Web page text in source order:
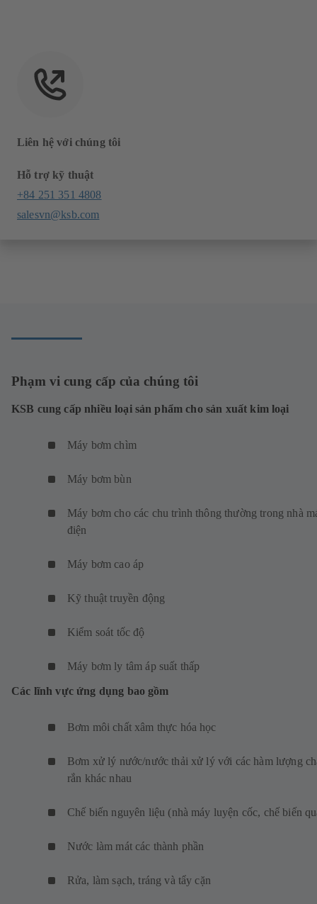
Liên hệ với chúng tôi
Hỗ trợ kỹ thuật
+84 251 351 4808
salesvn@ksb.com
Phạm vi cung cấp của chúng tôi
KSB cung cấp nhiều loại sản phẩm cho sản xuất kim loại
Máy bơm chìm
Máy bơm bùn
Máy bơm cho các chu trình thông thường trong nhà
điện
Máy bơm cao áp
Kỹ thuật truyền động
Kiểm soát tốc độ
Máy bơm ly tâm áp suất thấp
Các lĩnh vực ứng dụng bao gồm
Bơm môi chất xâm thực hóa học
Bơm xử lý nước/nước thải xử lý với các hàm lượng
rắn khác nhau
Chế biến nguyên liệu (nhà máy luyện cốc, chế biến
Nước làm mát các thành phần
Rửa, làm sạch, tráng và tẩy cặn